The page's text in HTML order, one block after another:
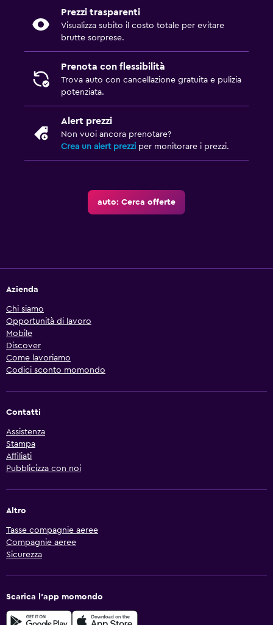
Prezzi trasparenti
Visualizza subito il costo totale per evitare
brutte sorprese.
Prenota con flessibilità
Trova auto con cancellazione gratuita e pulizia
potenziata.
Alert prezzi
Non vuoi ancora prenotare?
Crea un alert prezzi per monitorare i prezzi.
auto: Cerca offerte
Azienda
Chi siamo
Opportunità di lavoro
Mobile
Discover
Come lavoriamo
Codici sconto momondo
Contatti
Assistenza
Stampa
Affiliati
Pubblicizza con noi
Altro
Tasse compagnie aeree
Compagnie aeree
Sicurezza
Scarica l'app momondo